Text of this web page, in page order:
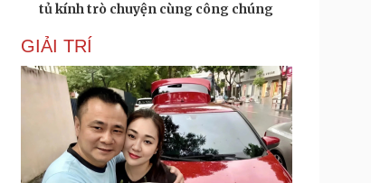
tủ kính trò chuyện cùng công chúng
GIẢI TRÍ